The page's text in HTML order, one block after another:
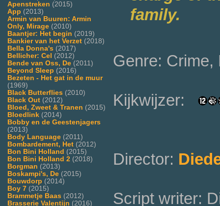
Apenstreken (2015)
App (2013)
Armin van Buuren: Armin
Only, Mirage (2010)
Baantjer: Het begin (2019)
Bankier van het Verzet (2018)
Bella Donna's (2017)
Bellicher: Cel (2012)
Bende van Oss, De (2011)
Beyond Sleep (2016)
Bezeten - Het gat in de muur
(1969)
Black Butterflies (2010)
Black Out (2012)
Bloed, Zweet & Tranen (2015)
Bloedlink (2014)
Bobby en de Geestenjagers
(2013)
Body Language (2011)
Bombardement, Het (2012)
Bon Bini Holland (2015)
Bon Bini Holland 2 (2018)
Borgman (2013)
Boskampi's, De (2015)
Bouwdorp (2014)
Boy 7 (2015)
Brammetje Baas (2012)
Brasserie Valentijn (2016)
family.
Genre: Crime,
Kijkwijzer:
Director:
Script writer: